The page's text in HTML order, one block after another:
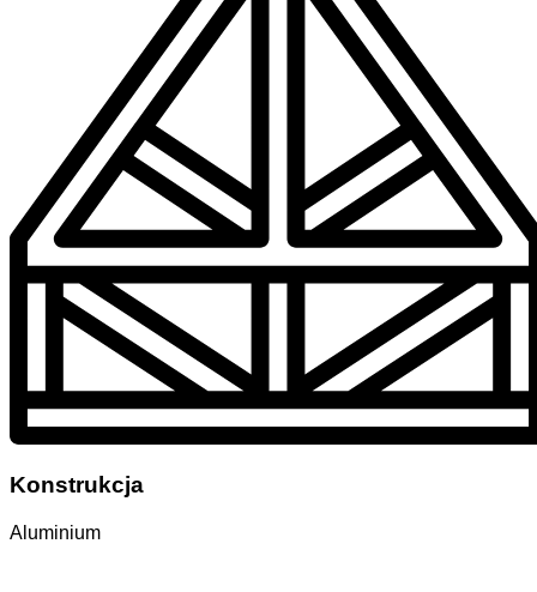
Konstrukcja
Aluminium